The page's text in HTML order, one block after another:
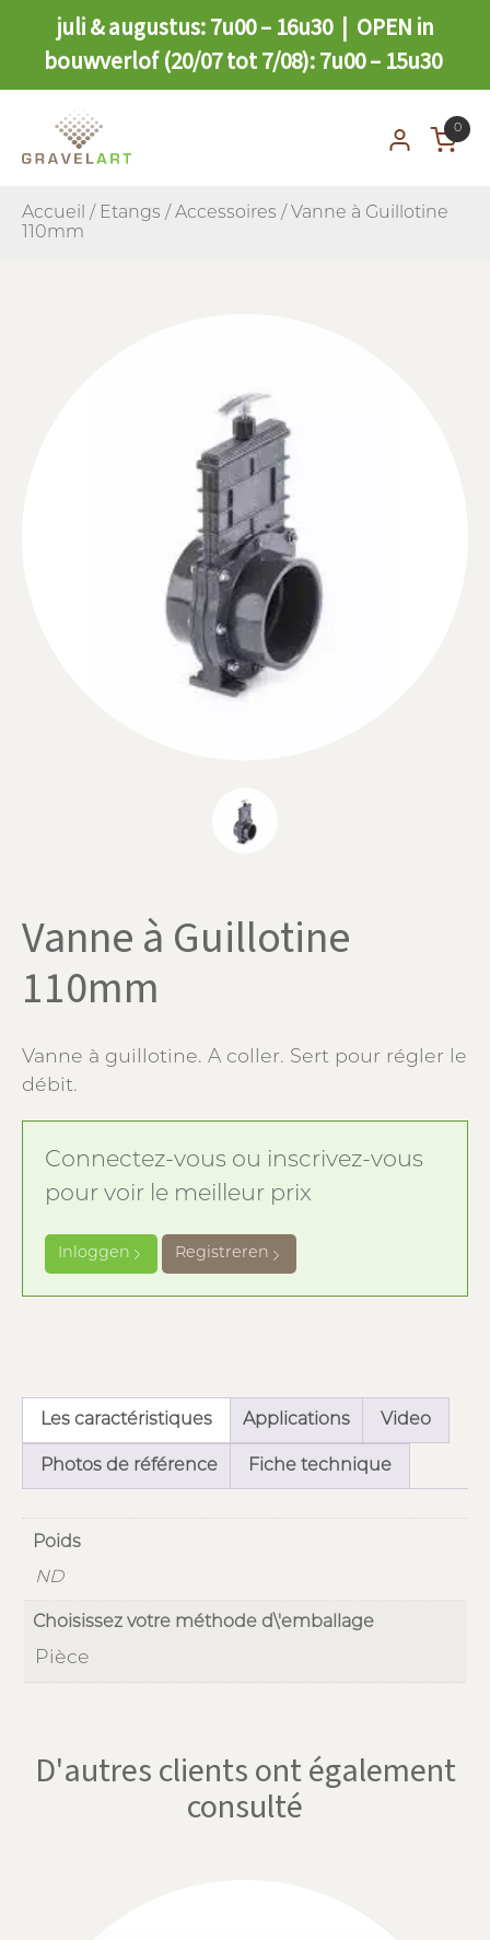
juli & augustus: 7u00 – 16u30 | OPEN in
bouwverlof (20/07 tot 7/08): 7u00 – 15u30
0
Accueil / Etangs / Accessoires / Vanne à Guillotine
110mm
Vanne à Guillotine
110mm
Vanne à guillotine. A coller. Sert pour régler le
débit.
Connectez-vous ou inscrivez-vous
pour voir le meilleur prix
Inloggen Registreren
Les caractéristiques Applications Video
Photos de référence Fiche technique
Poids
ND
Choisissez votre méthode d\'emballage
Pièce
D'autres clients ont également
consulté